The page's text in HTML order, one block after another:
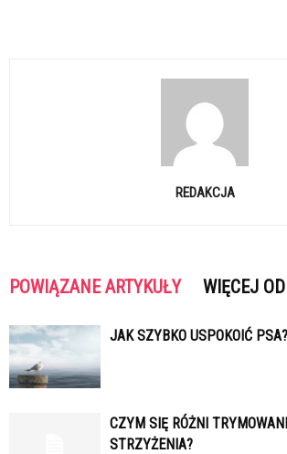
REDAKCJA
POWIĄZANE ARTYKUŁY WIĘCEJ
JAK SZYBKO USPOKOIĆ PSA?
CZYM SIĘ RÓŻNI
STRZYŻENIA?